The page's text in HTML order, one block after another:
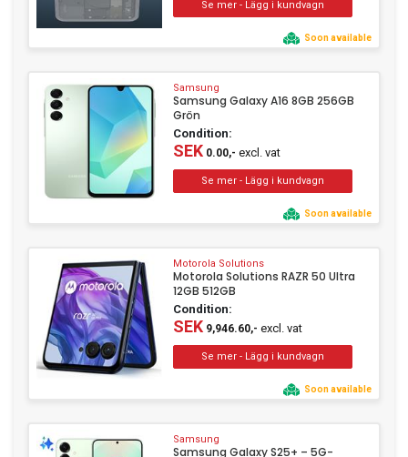
Soon available
Samsung
Samsung Galaxy A16 8GB 256GB
Grön
Condition:
SEK0.00,- excl. vat
Soon available
Motorola Solutions
Motorola Solutions RAZR 50 Ultra
12GB 512GB
Condition:
SEK9,946.60,- excl. vat
Soon available
Samsung
Samsung Galaxy S25+ – 5G-